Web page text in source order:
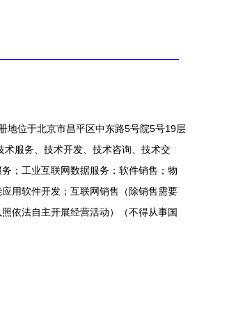
地位于北京市昌平区中东路5号院5号19层
服务、技术开发、技术咨询、技术交
；工业互联网数据服务；软件销售；物
用软件开发；互联网销售（除销售需要
依法自主开展经营活动）（不得从事国